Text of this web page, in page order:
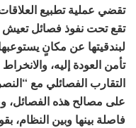
تقضي عملية تطبيع
تقع تحت نفوذ فصائل
لبندقيتها عن مكانٍ
تأمن العودة إليه،
التقارب الفصائلي مع
على مصالح هذه
فاصلة بينها وبين النظام،